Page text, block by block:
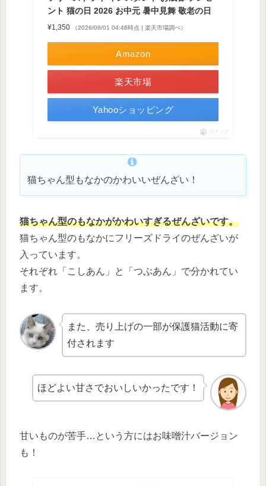
ント 猫の日 2026 お中元 暑中見舞 敬老の日
¥1,350 （2026/08/01 04:46時点 | 楽天市場調べ）
Amazon
楽天市場
Yahooショッピング
ポチップ
猫ちゃん型もなかのかわいいぜんざい！
猫ちゃん型のもなかがかわいすぎるぜんざいです。
猫ちゃん型のもなかにフリーズドライのぜんざいが
入っています。
それぞれ「こしあん」と「つぶあん」で分かれてい
ます。
また、売り上げの一部が保護猫活動に寄
付されます
ほどよい甘さでおいしいかったです！
甘いものが苦手…という方にはお味噌汁バージョン
も！